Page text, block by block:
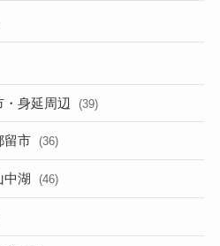
身延周辺 (39)
留市 (36)
中湖 (46)